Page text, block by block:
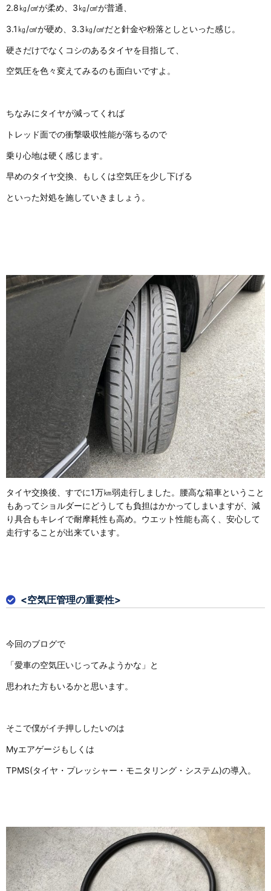
2.8㎏/㎠が柔め、3㎏/㎠が普通、
3.1㎏/㎠が硬め、3.3㎏/㎠だと針金や粉落としといった感じ。
硬さだけでなくコシのあるタイヤを目指して、
空気圧を色々変えてみるのも面白いですよ。
ちなみにタイヤが減ってくれば
トレッド面での衝撃吸収性能が落ちるので
乗り心地は硬く感じます。
早めのタイヤ交換、もしくは空気圧を少し下げる
といった対処を施していきましょう。
タイヤ交換後、すでに1万㎞弱走行しました。腰高な箱車ということ
もあってショルダーにどうしても負担はかかってしまいますが、減
り具合もキレイで耐摩耗性も高め。ウエット性能も高く、安心して
走行することが出来ています。
<空気圧管理の重要性>
今回のブログで
「愛車の空気圧いじってみようかな」と
思われた方もいるかと思います。
そこで僕がイチ押ししたいのは
Myエアゲージもしくは
TPMS(タイヤ・プレッシャー・モニタリング・システム)の導入。